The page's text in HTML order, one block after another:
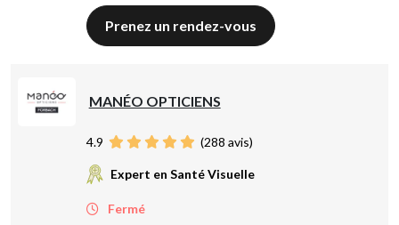
Prenez un rendez-vous
MANÉO OPTICIENS
4.9 (288 avis)
Expert en Santé Visuelle
Fermé